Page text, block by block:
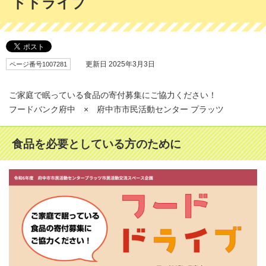
ページ番号1007281 更新日 2025年3月3日
ご家庭で眠っている食品の寄付募集にご協力ください！
フードバンク府中 × 府中市市民活動センター プラッツ
食品を必要としている方のために